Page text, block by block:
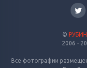
©
2006 -
Все фотографии